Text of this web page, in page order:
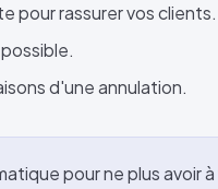
pour rassurer vos clients.
d'une annulation.
pour ne plus avoir